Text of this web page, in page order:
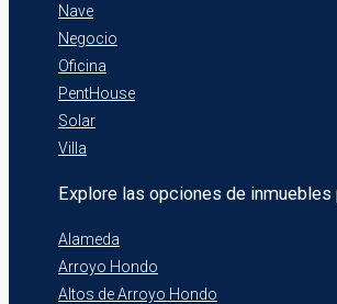
Nave
Negocio
Oficina
PentHouse
Solar
Villa
Explore las opciones de inmuebles
Alameda
Arroyo Hondo
Altos de Arroyo Hondo